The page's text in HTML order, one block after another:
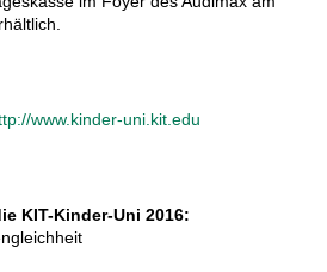
www.kinder-uni.kit.edu
KIT-Kinder-Uni 2016: